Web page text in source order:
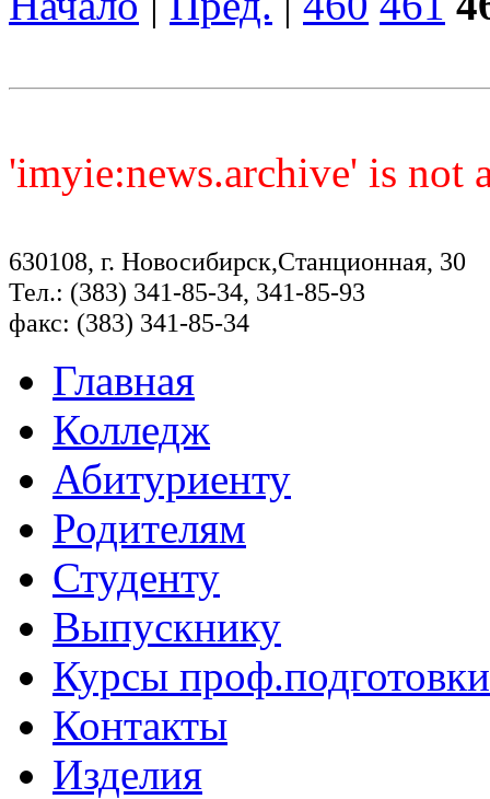
'imyie:news.archive' is not
630108, г. Новосибирск,Станционная, 30
Тел.: (383) 341-85-34, 341-85-93
факс: (383) 341-85-34
Главная
Колледж
Абитуриенту
Родителям
Студенту
Выпускнику
Курсы проф.подготовки
Контакты
Изделия